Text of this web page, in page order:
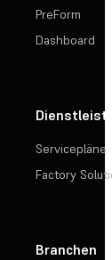
PreForm
Dashboard
Servicepläne
Factory
Branchen